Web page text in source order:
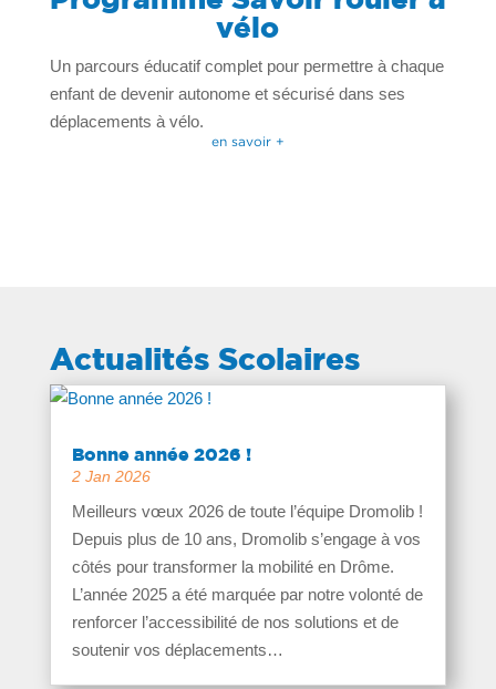
vélo
Un parcours éducatif complet pour permettre à chaque
enfant de devenir autonome et sécurisé dans ses
déplacements à vélo.
en savoir +
Actualités Scolaires
Bonne année 2026 !
2 Jan 2026
Meilleurs vœux 2026 de toute l’équipe Dromolib !
Depuis plus de 10 ans, Dromolib s’engage à vos
côtés pour transformer la mobilité en Drôme.
L’année 2025 a été marquée par notre volonté de
renforcer l’accessibilité de nos solutions et de
soutenir vos déplacements…